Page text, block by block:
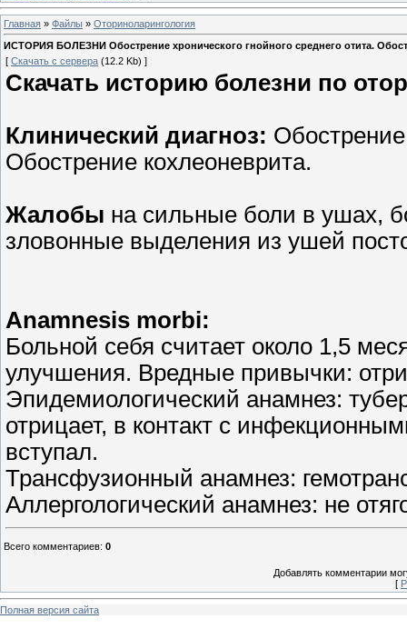
Главная » Файлы » Оториноларингология
ИСТОРИЯ БОЛЕЗНИ Обострение хронического гнойного среднего отита.
[ Скачать с сервера (12.2 Kb) ]
Скачать историю болезни по
Клинический диагноз: Обострение
Обострение кохлеоневрита.
Жалобы на сильные боли в ушах,
зловонные выделения из ушей
Anamnesis morbi:
Больной себя считает около 1,5
улучшения. Вредные привычки:
Эпидемиологический анамнез:
отрицает, в контакт с
вступал.
Трансфузионный анамнез:
Аллергологический анамнез: не
Всего комментариев: 0
Добавлять комментарии
[
Полная версия сайта